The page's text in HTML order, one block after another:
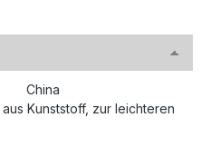
China
Kunststoff, zur leichteren